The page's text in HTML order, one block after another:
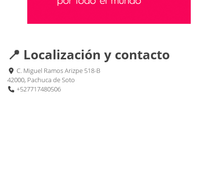
📍 Localización y contacto
C. Miguel Ramos Arizpe 518-B
42000, Pachuca de Soto
+527717480506